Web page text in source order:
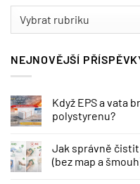
NEJNOVĚJŠÍ
Když EPS a vata
polystyrenu?
Jak správně čistit
(bez map a